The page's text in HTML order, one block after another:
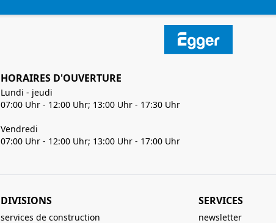
HORAIRES D'OUVERTURE
Lundi - jeudi
07:00 Uhr - 12:00 Uhr; 13:00 Uhr - 17:30 Uhr
Vendredi
07:00 Uhr - 12:00 Uhr; 13:00 Uhr - 17:00 Uhr
DIVISIONS
services de construction
SERVICES
newsletter